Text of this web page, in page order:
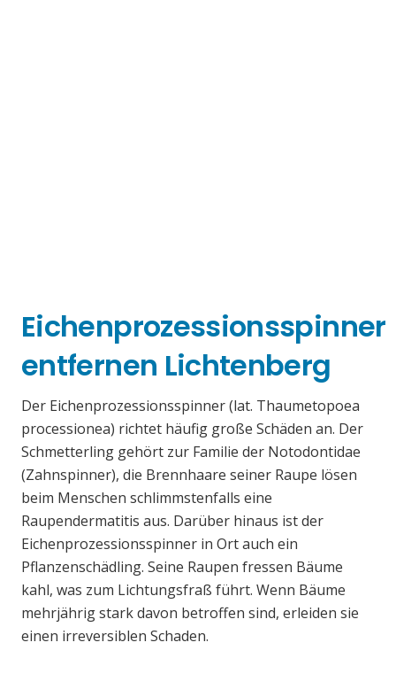
Eichenprozessionsspinner
entfernen Lichtenberg
Der Eichenprozessionsspinner (lat. Thaumetopoea
processionea) richtet häufig große Schäden an. Der
Schmetterling gehört zur Familie der Notodontidae
(Zahnspinner), die Brennhaare seiner Raupe lösen
beim Menschen schlimmstenfalls eine
Raupendermatitis aus. Darüber hinaus ist der
Eichenprozessionsspinner in Ort auch ein
Pflanzenschädling. Seine Raupen fressen Bäume
kahl, was zum Lichtungsfraß führt. Wenn Bäume
mehrjährig stark davon betroffen sind, erleiden sie
einen irreversiblen Schaden.